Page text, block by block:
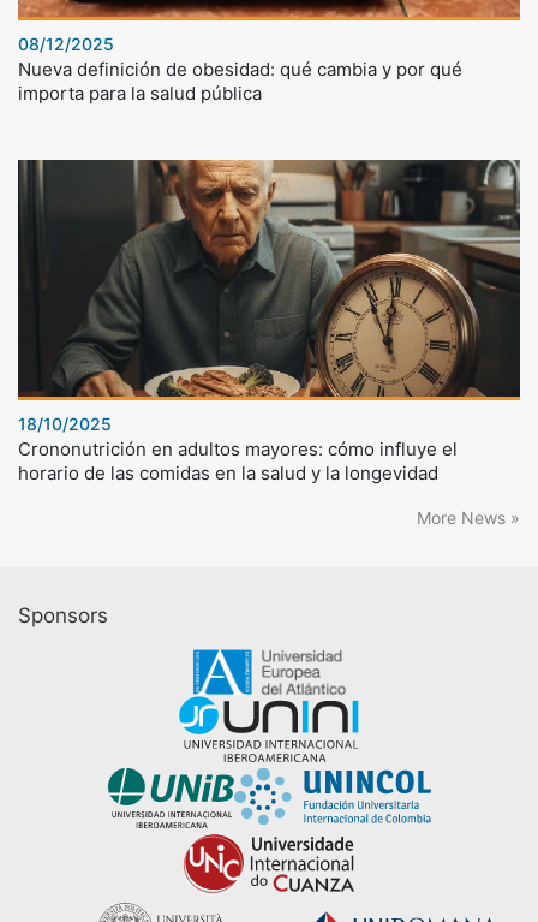
08/12/2025
Nueva definición de obesidad: qué cambia y por qué
importa para la salud pública
18/10/2025
Crononutrición en adultos mayores: cómo influye el
horario de las comidas en la salud y la longevidad
More News »
Sponsors